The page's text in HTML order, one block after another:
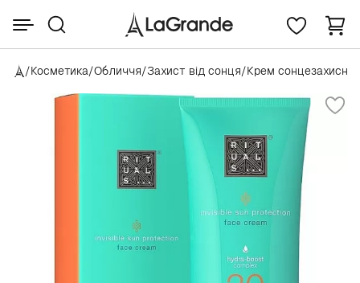
/Косметика/Обличчя/Захист від сонця/Крем сонцезахисний